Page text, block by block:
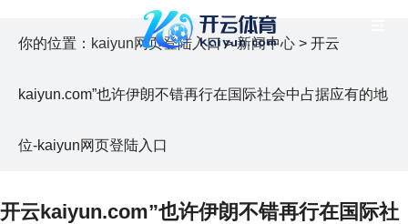
你的位置： kaiyun网页登陆入口>新闻中心 > 开云
kaiyun.com”也许伊朗不错再行在国际社会中占据应有的地
位-kaiyun网页登陆入口
开云kaiyun.com”也许伊朗不错再行在国际社